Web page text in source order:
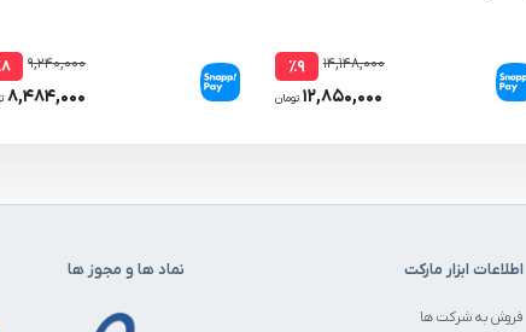
۱۴,۱۴۸,۰۰۰ ٪۹
۱۲,۸۵۰,۰۰۰ تومان
۹,۲۴۰,۰۰۰
۸,۴۸۴,۰۰۰
اطلاعات ابزار مارکت
فروش به شرکت ها
نماد ها و مجوز ها